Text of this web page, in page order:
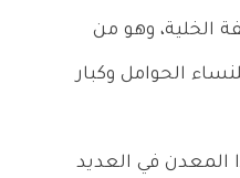
الخلية، وهو من
الحوامل وكبار
المعدن في العديد